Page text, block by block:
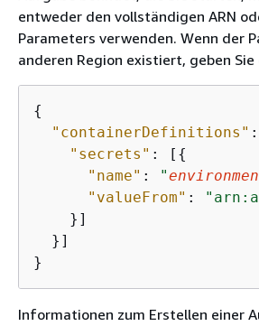
entweder den vollständigen ARN
Parameters verwenden. Wenn der
anderen Region existiert, geben Sie
{
"containerDefinitions"
"secrets" : [ {
"name" : "
"valueFrom" :
    }]
  }]
}
Informationen zum Erstellen einer